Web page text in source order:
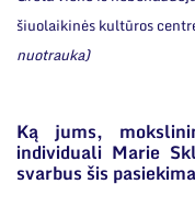
šiuolaikinės kultūros
nuotrauka)
Ką jums,
individuali Marie
svarbus šis